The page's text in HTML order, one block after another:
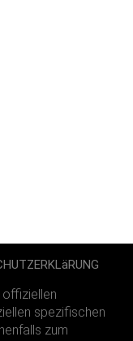
spezifischen
zum